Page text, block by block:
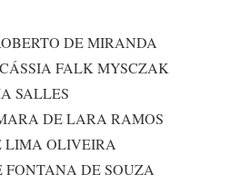
DE MIRANDA
FALK MYSCZAK
SALLES
DE LARA RAMOS
LIMA OLIVEIRA
FONTANA DE SOUZA